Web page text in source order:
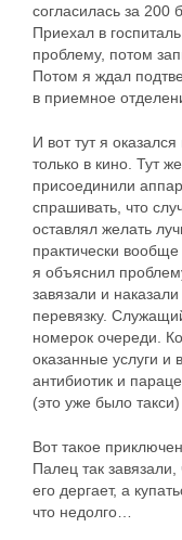
согласилась за 200
Приехал в
проблему, потом
Потом я ждал
в приемное
И вот тут я
только в кино. Тут
присоединили
спрашивать, что
оставлял желать
практически
я объяснил
завязали и
перевязку.
номерок очереди.
оказанные услуги и
антибиотик и
(это уже было
Вот такое
Палец так завязали,
его дергает, а
что недолго…